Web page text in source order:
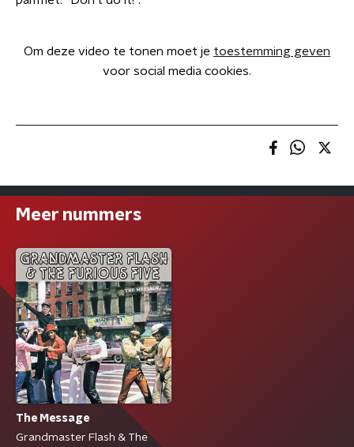
Om deze video te tonen moet je toestemming geven
voor social media cookies.
Meer nummers
The Message
Grandmaster Flash & The